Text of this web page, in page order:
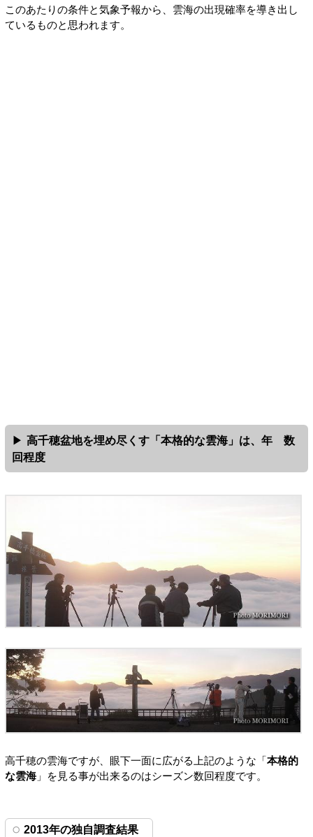
このあたりの条件と気象予報から、雲海の出現確率を導き出し
ているものと思われます。
高千穂盆地を埋め尽くす「本格的な雲海」は、年 数
回程度
高千穂の雲海ですが、眼下一面に広がる上記のような「 本格的
な雲海」を見る事が出来るのはシーズン数回程度です。
2013年の独自調査結果